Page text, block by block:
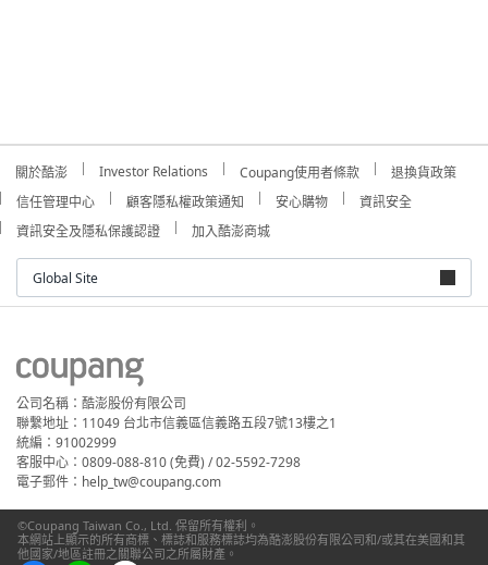
關於酷澎 Investor Relations Coupang使用者條款
退換貨政策
信任管理中心
顧客隱私權政策通知 安心購物
資訊安全
資訊安全及隱私保護認證
加入酷澎商城
Global Site
公司名稱：酷澎股份有限公司
聯繫地址：11049 台北市信義區信義路五段7號13樓之1
統編：91002999
客服中心：0809-088-810 (免費) / 02-5592-7298
電子郵件：help_tw@coupang.com
©Coupang Taiwan Co., Ltd. 保留所有權利。
本網站上顯示的所有商標、標誌和服務標誌均為酷澎股份有限公司和/或其在美國和其
他國家/地區註冊之關聯公司之所屬財產。